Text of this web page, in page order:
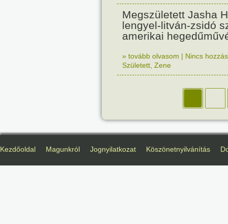
Megszületett Jasha
lengyel-litván-zsidó
amerikai
» tovább olvasom | Nincs
Született Zene
Kezdőoldal Magunkról Jognyilatkozat Köszönetnyilvánítás